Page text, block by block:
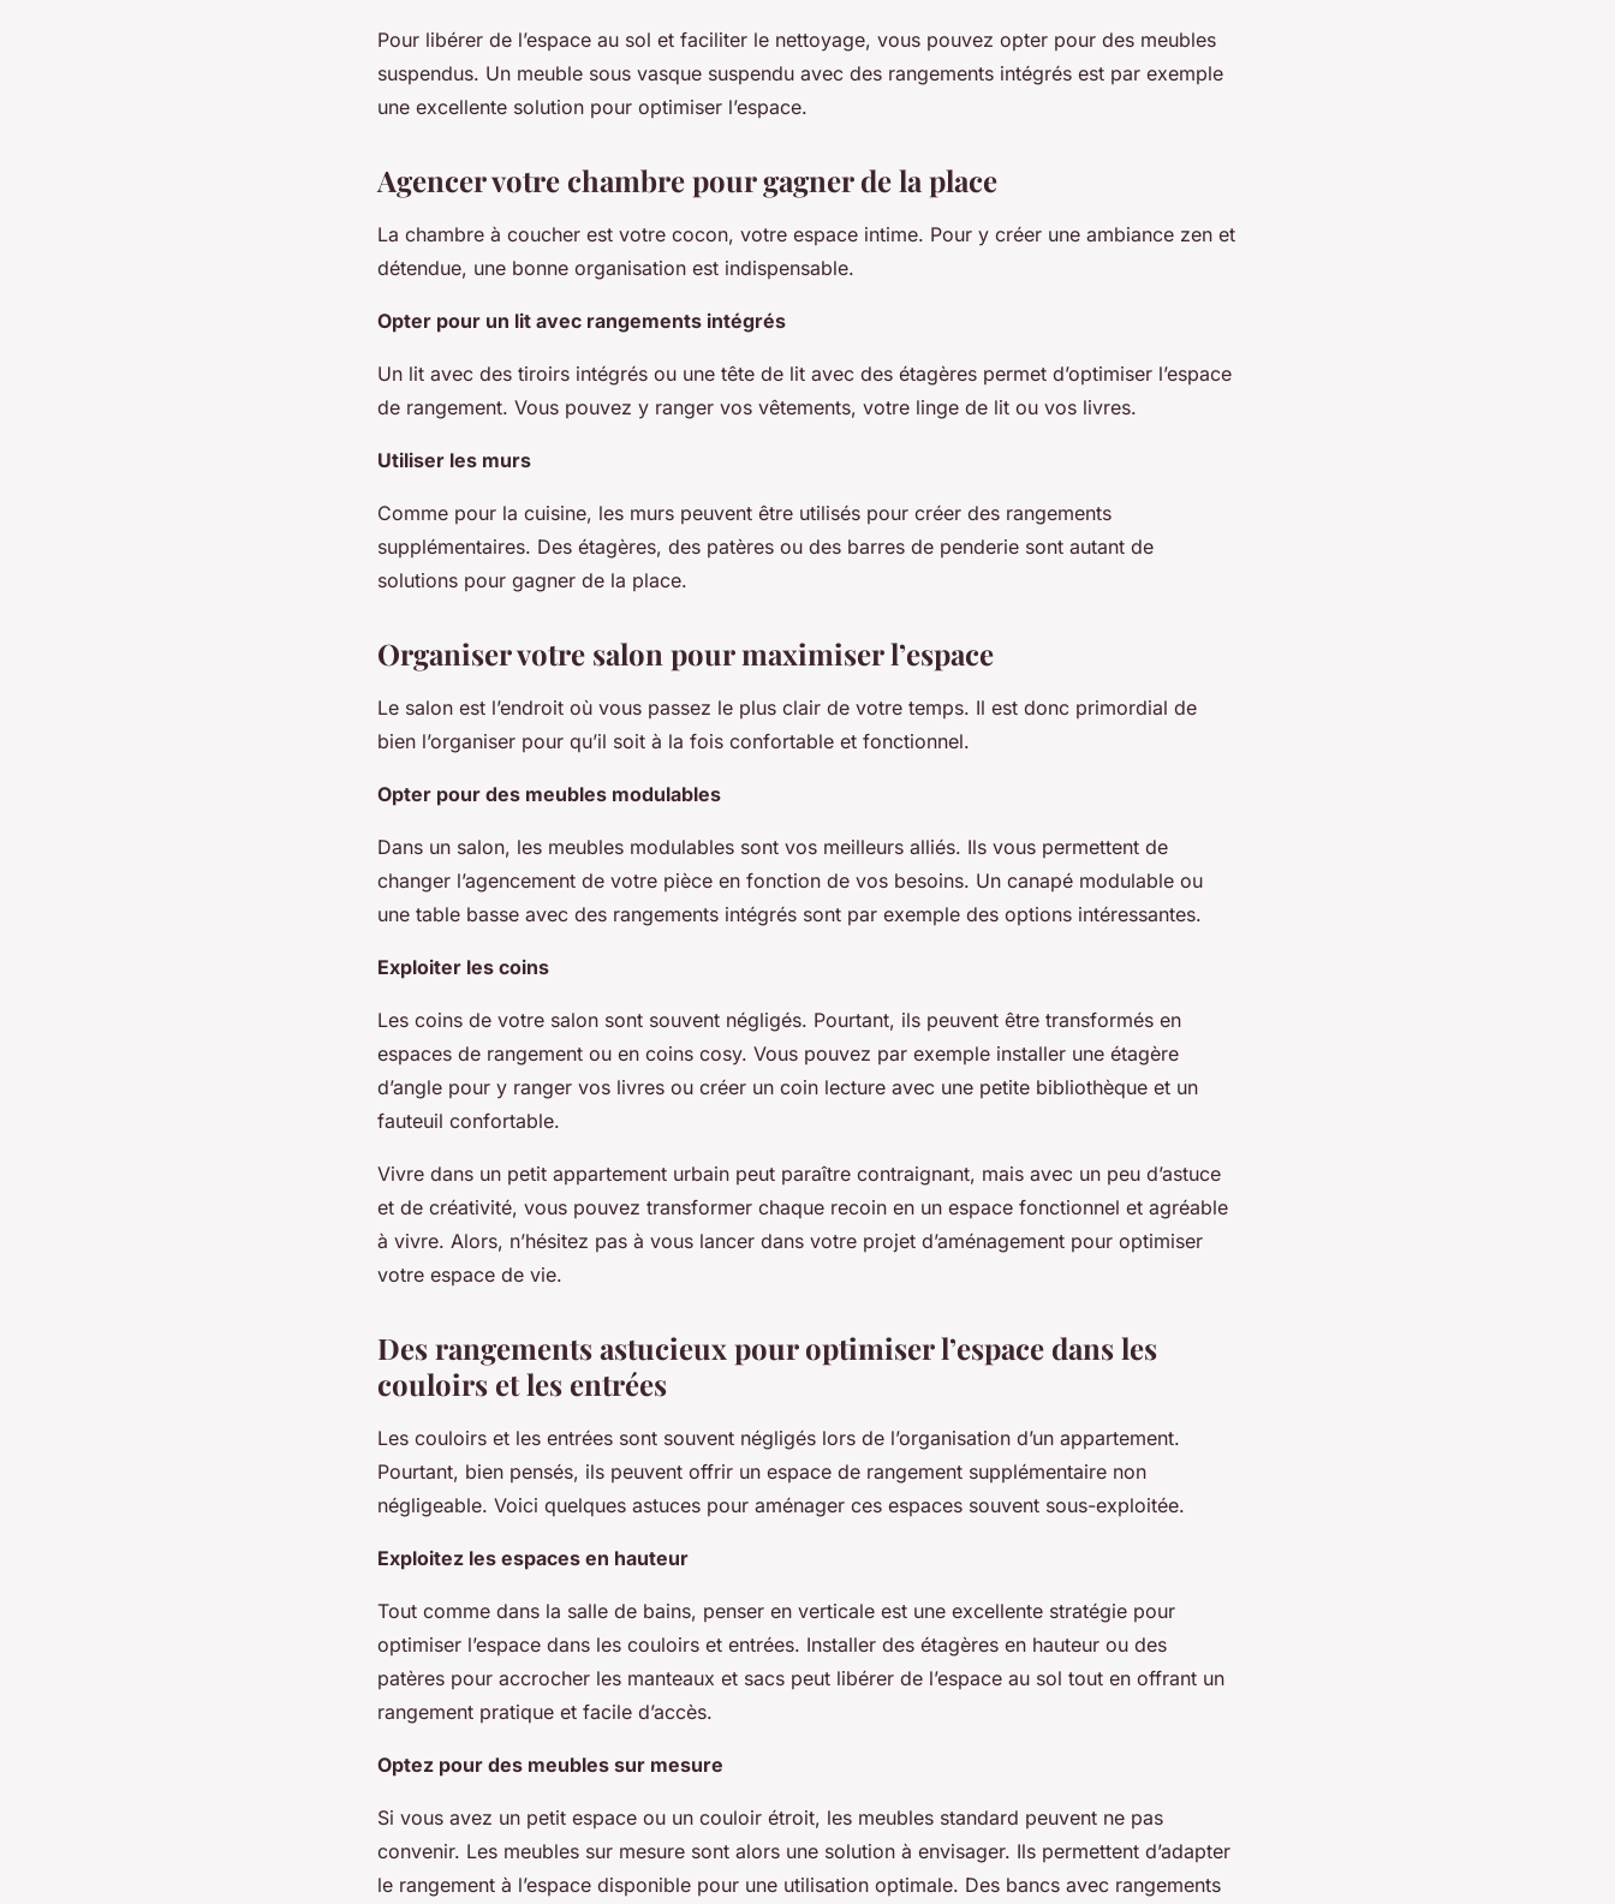
Pour libérer de l’espace au sol et faciliter le nettoyage, vous pouvez opter pour des meubles
suspendus. Un meuble sous vasque suspendu avec des rangements intégrés est par exemple
une excellente solution pour optimiser l’espace.
Agencer votre chambre pour gagner de la place
La chambre à coucher est votre cocon, votre espace intime. Pour y créer une ambiance zen et
détendue, une bonne organisation est indispensable.
Opter pour un lit avec rangements intégrés
Un lit avec des tiroirs intégrés ou une tête de lit avec des étagères permet d’optimiser l’espace
de rangement. Vous pouvez y ranger vos vêtements, votre linge de lit ou vos livres.
Utiliser les murs
Comme pour la cuisine, les murs peuvent être utilisés pour créer des rangements
supplémentaires. Des étagères, des patères ou des barres de penderie sont autant de
solutions pour gagner de la place.
Organiser votre salon pour maximiser l’espace
Le salon est l’endroit où vous passez le plus clair de votre temps. Il est donc primordial de
bien l’organiser pour qu’il soit à la fois confortable et fonctionnel.
Opter pour des meubles modulables
Dans un salon, les meubles modulables sont vos meilleurs alliés. Ils vous permettent de
changer l’agencement de votre pièce en fonction de vos besoins. Un canapé modulable ou
une table basse avec des rangements intégrés sont par exemple des options intéressantes.
Exploiter les coins
Les coins de votre salon sont souvent négligés. Pourtant, ils peuvent être transformés en
espaces de rangement ou en coins cosy. Vous pouvez par exemple installer une étagère
d’angle pour y ranger vos livres ou créer un coin lecture avec une petite bibliothèque et un
fauteuil confortable.
Vivre dans un petit appartement urbain peut paraître contraignant, mais avec un peu d’astuce
et de créativité, vous pouvez transformer chaque recoin en un espace fonctionnel et agréable
à vivre. Alors, n’hésitez pas à vous lancer dans votre projet d’aménagement pour optimiser
votre espace de vie.
Des rangements astucieux pour optimiser l’espace dans les
couloirs et les entrées
Les couloirs et les entrées sont souvent négligés lors de l’organisation d’un appartement.
Pourtant, bien pensés, ils peuvent offrir un espace de rangement supplémentaire non
négligeable. Voici quelques astuces pour aménager ces espaces souvent sous-exploitée.
Exploitez les espaces en hauteur
Tout comme dans la salle de bains, penser en verticale est une excellente stratégie pour
optimiser l’espace dans les couloirs et entrées. Installer des étagères en hauteur ou des
patères pour accrocher les manteaux et sacs peut libérer de l’espace au sol tout en offrant un
rangement pratique et facile d’accès.
Optez pour des meubles sur mesure
Si vous avez un petit espace ou un couloir étroit, les meubles standard peuvent ne pas
convenir. Les meubles sur mesure sont alors une solution à envisager. Ils permettent d’adapter
le rangement à l’espace disponible pour une utilisation optimale. Des bancs avec rangements